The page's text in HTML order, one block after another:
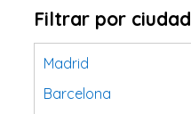
Filtrar por ciudad
Madrid
Barcelona